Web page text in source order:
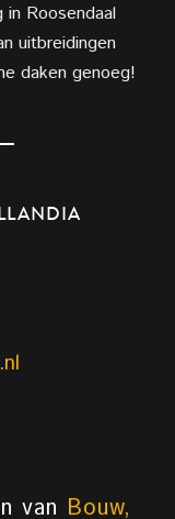
Roosendaal
uitbreidingen
daken genoeg!
van Bouw,